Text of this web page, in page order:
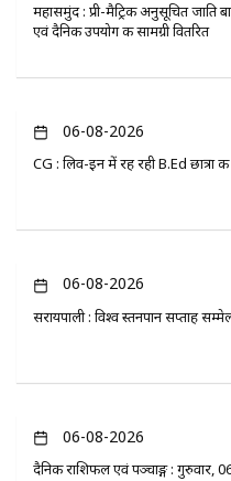
महासमुंद : प्री-मैट्रिक अनुसूचित जाति
एवं दैनिक उपयोग की सामग्री वितरित
06-08-2026
CG : लिव-इन में रह रही B.Ed छात्रा
06-08-2026
सरायपाली : विश्व स्तनपान सप्ताह
06-08-2026
दैनिक राशिफल एवं पञ्चाङ्ग : गुरुवार,